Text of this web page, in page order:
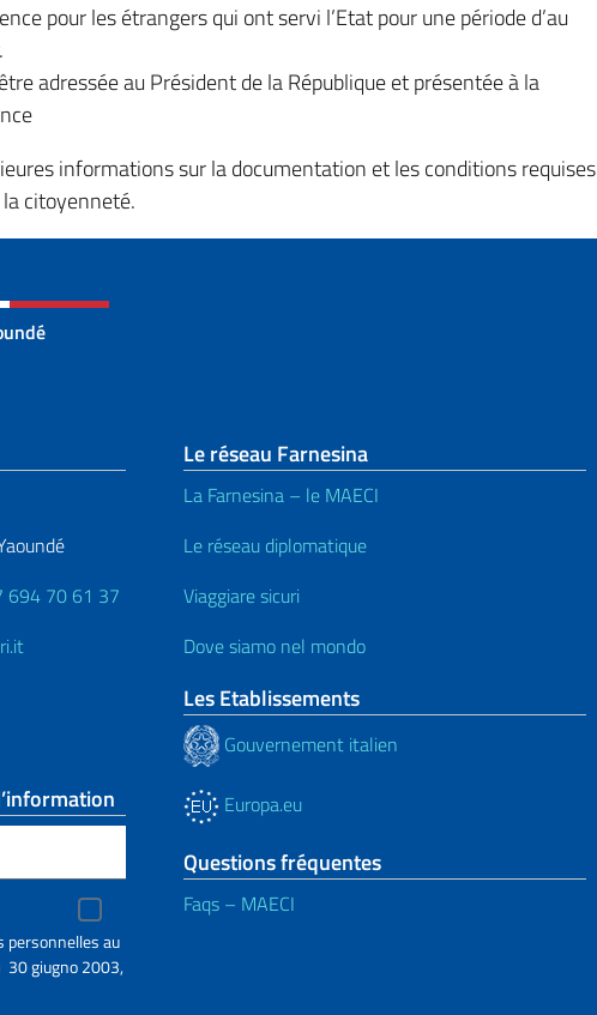
pour les étrangers qui ont servi l’Etat pour une période d’au
adressée au Président de la République et présentée à la
informations sur la documentation et les conditions requises
citoyenneté.
de page
694 70 61 37
personnelles au
30 giugno 2003,
Le réseau Farnesina
La Farnesina – le MAECI
Le réseau diplomatique
Viaggiare sicuri
Dove siamo nel mondo
Les Etablissements
Gouvernement italien
Europa.eu
Questions fréquentes
Faqs – MAECI